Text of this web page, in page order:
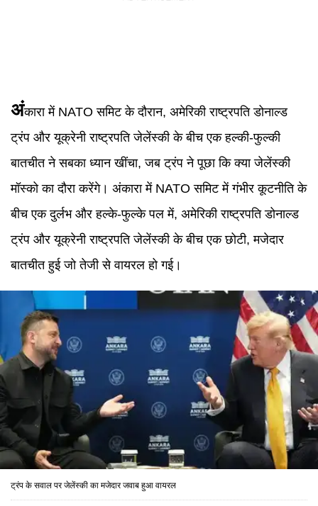
अंकारा में NATO समिट के दौरान, अमेरिकी राष्ट्रपति डोनाल्ड
ट्रंप और यूक्रेनी राष्ट्रपति जेलेंस्की के बीच एक हल्की-फुल्की
बातचीत ने सबका ध्यान खींचा, जब ट्रंप ने पूछा कि क्या जेलेंस्की
मॉस्को का दौरा करेंगे। अंकारा में NATO समिट में गंभीर कूटनीति के
बीच एक दुर्लभ और हल्के-फुल्के पल में, अमेरिकी राष्ट्रपति डोनाल्ड
ट्रंप और यूक्रेनी राष्ट्रपति जेलेंस्की के बीच एक छोटी, मजेदार
बातचीत हुई जो तेजी से वायरल हो गई।
ट्रंप के सवाल पर जेलेंस्की का मजेदार जवाब हुआ वायरल